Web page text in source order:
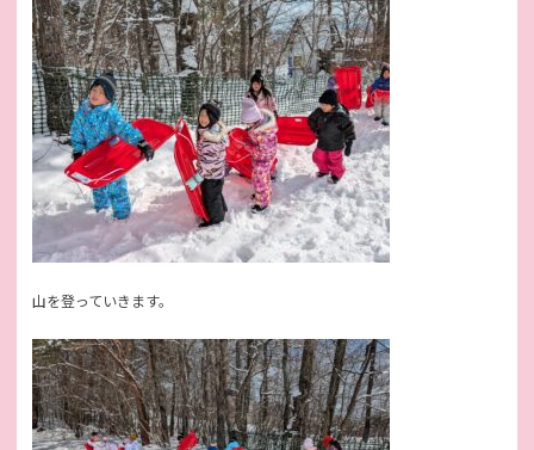
山を登っていきます。